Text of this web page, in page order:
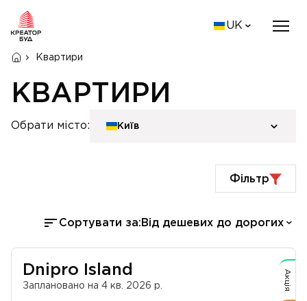
UK
Квартири
КВАРТИРИ
Обрати місто: Київ
Фільтр
Сортувати за: Від дешевих до дорогих
Dnipro Island
Заплановано на 4 кв. 2026 р. Акція